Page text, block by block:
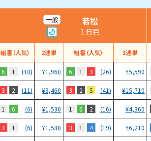
一般 若松
１日目
組番（人気） 2連単 組番（人気） 3連単
6 1 (10) ¥1,960 6 1 3 (26) ¥5,590
3 2 (11) ¥3,460 3 2 5 (41) ¥15,710
1 6 (6) ¥1,530 1 6 2 (16) ¥4,360
3 1 (6) ¥1,580 3 1 4 (19) ¥6,210